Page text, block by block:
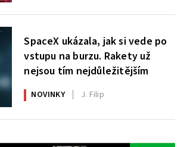
SpaceX ukázala, jak si vede po
vstupu na burzu. Rakety už
nejsou tím nejdůležitějším
NOVINKY J. Filip